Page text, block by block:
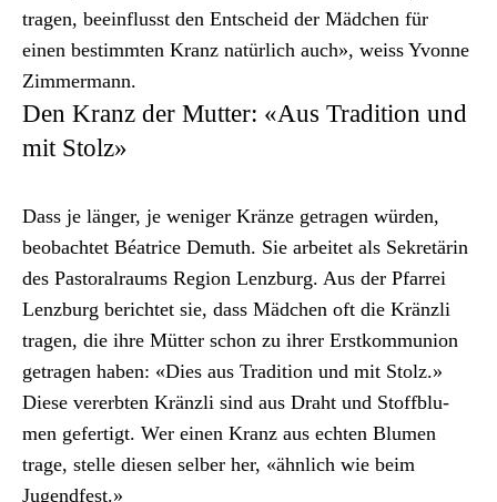
tra­gen, bee­in­flusst den Entscheid der Mäd­chen für
einen bes­timmten Kranz natür­lich auch», weiss Yvonne
Zim­mer­mann.
Den Kranz der Mutter: «Aus Tradition und
mit Stolz»
Dass je länger, je weniger Kränze getra­gen wür­den,
beobachtet Béa­trice Demuth. Sie arbeit­et als Sekretärin
des Pas­toral­raums Region Lenzburg. Aus der Pfar­rei
Lenzburg berichtet sie, dass Mäd­chen oft die Krän­zli
tra­gen, die ihre Müt­ter schon zu ihrer Erstkom­mu­nion
getra­gen haben: «Dies aus Tra­di­tion und mit Stolz.»
Diese vererbten Krän­zli sind aus Draht und Stoff­blu­
men gefer­tigt. Wer einen Kranz aus echt­en Blu­men
trage, stelle diesen sel­ber her, «ähn­lich wie beim
Jugend­fest.»